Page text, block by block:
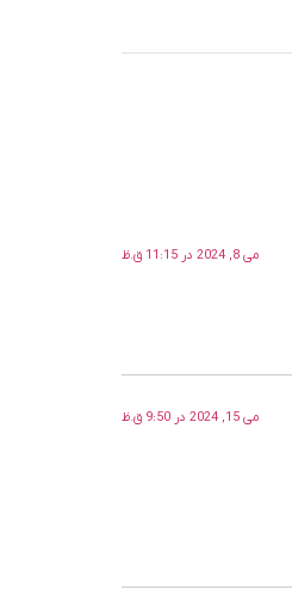
می 8, 2024 در 11:15 ق.ظ
می 15, 2024 در 9:50 ق.ظ